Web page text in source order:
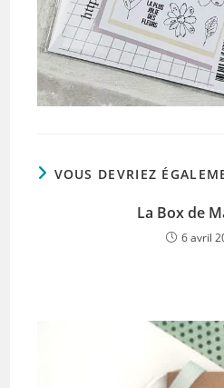
VOUS DEVRIEZ
La Box de
6 avril